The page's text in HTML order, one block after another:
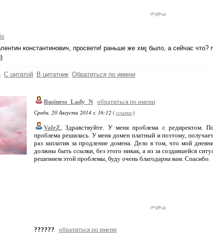
константинович, просвети! раньше же хмլ было, а сейчас что?
С цитатой В цитатник Обратиться по имени
Business_Lady_N обратиться по имени
Среда, 20 Августа 2014 г. 16:12 (ссылка )
ValeZ, Здравствуйте. У меня проблема с редиректом.
проблема решилась. У меня домен платный и поэтому,
раз заплатив за продление домена. Дело в том, что мой
должны быть ссылки, без этого никак, а из за создавшейся
решением этой проблемы, буду очень благодарна вам. Спасибо.
??????
обратиться по имени